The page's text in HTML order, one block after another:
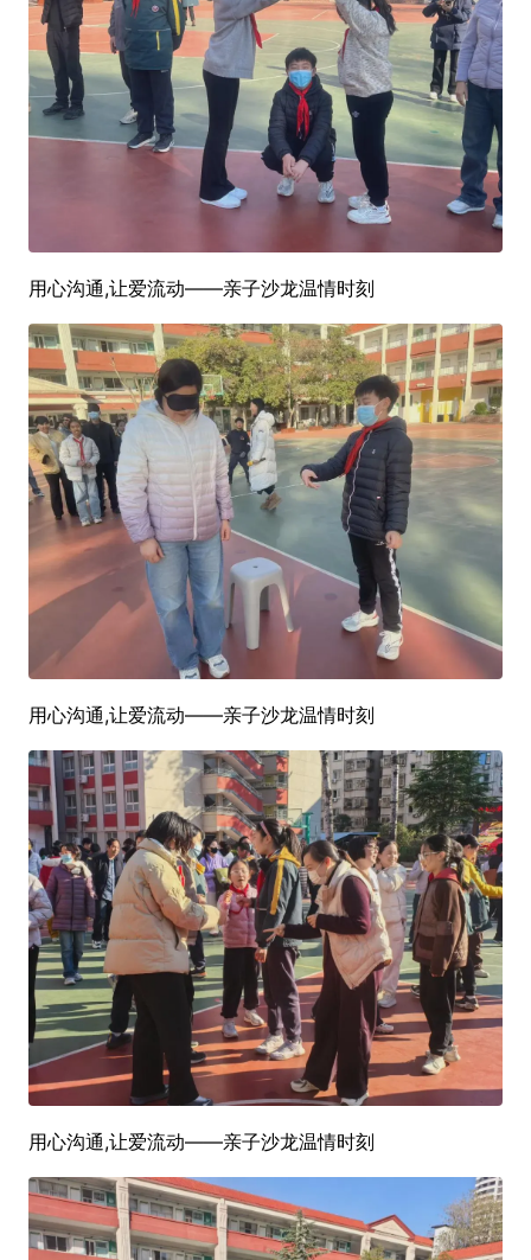
用心沟通,让爱流动——亲子沙龙温情时刻
用心沟通,让爱流动——亲子沙龙温情时刻
用心沟通,让爱流动——亲子沙龙温情时刻